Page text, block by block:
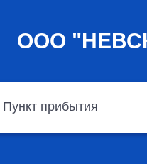
ООО
Пункт прибытия